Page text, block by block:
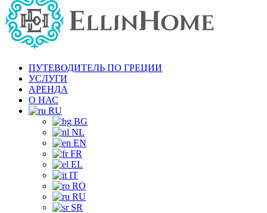
ПУТЕВОДИТЕЛЬ ПО ГРЕЦИИ
УСЛУГИ
АРЕНДА
О НАС
RU
BG
NL
EN
FR
EL
IT
RO
RU
SR